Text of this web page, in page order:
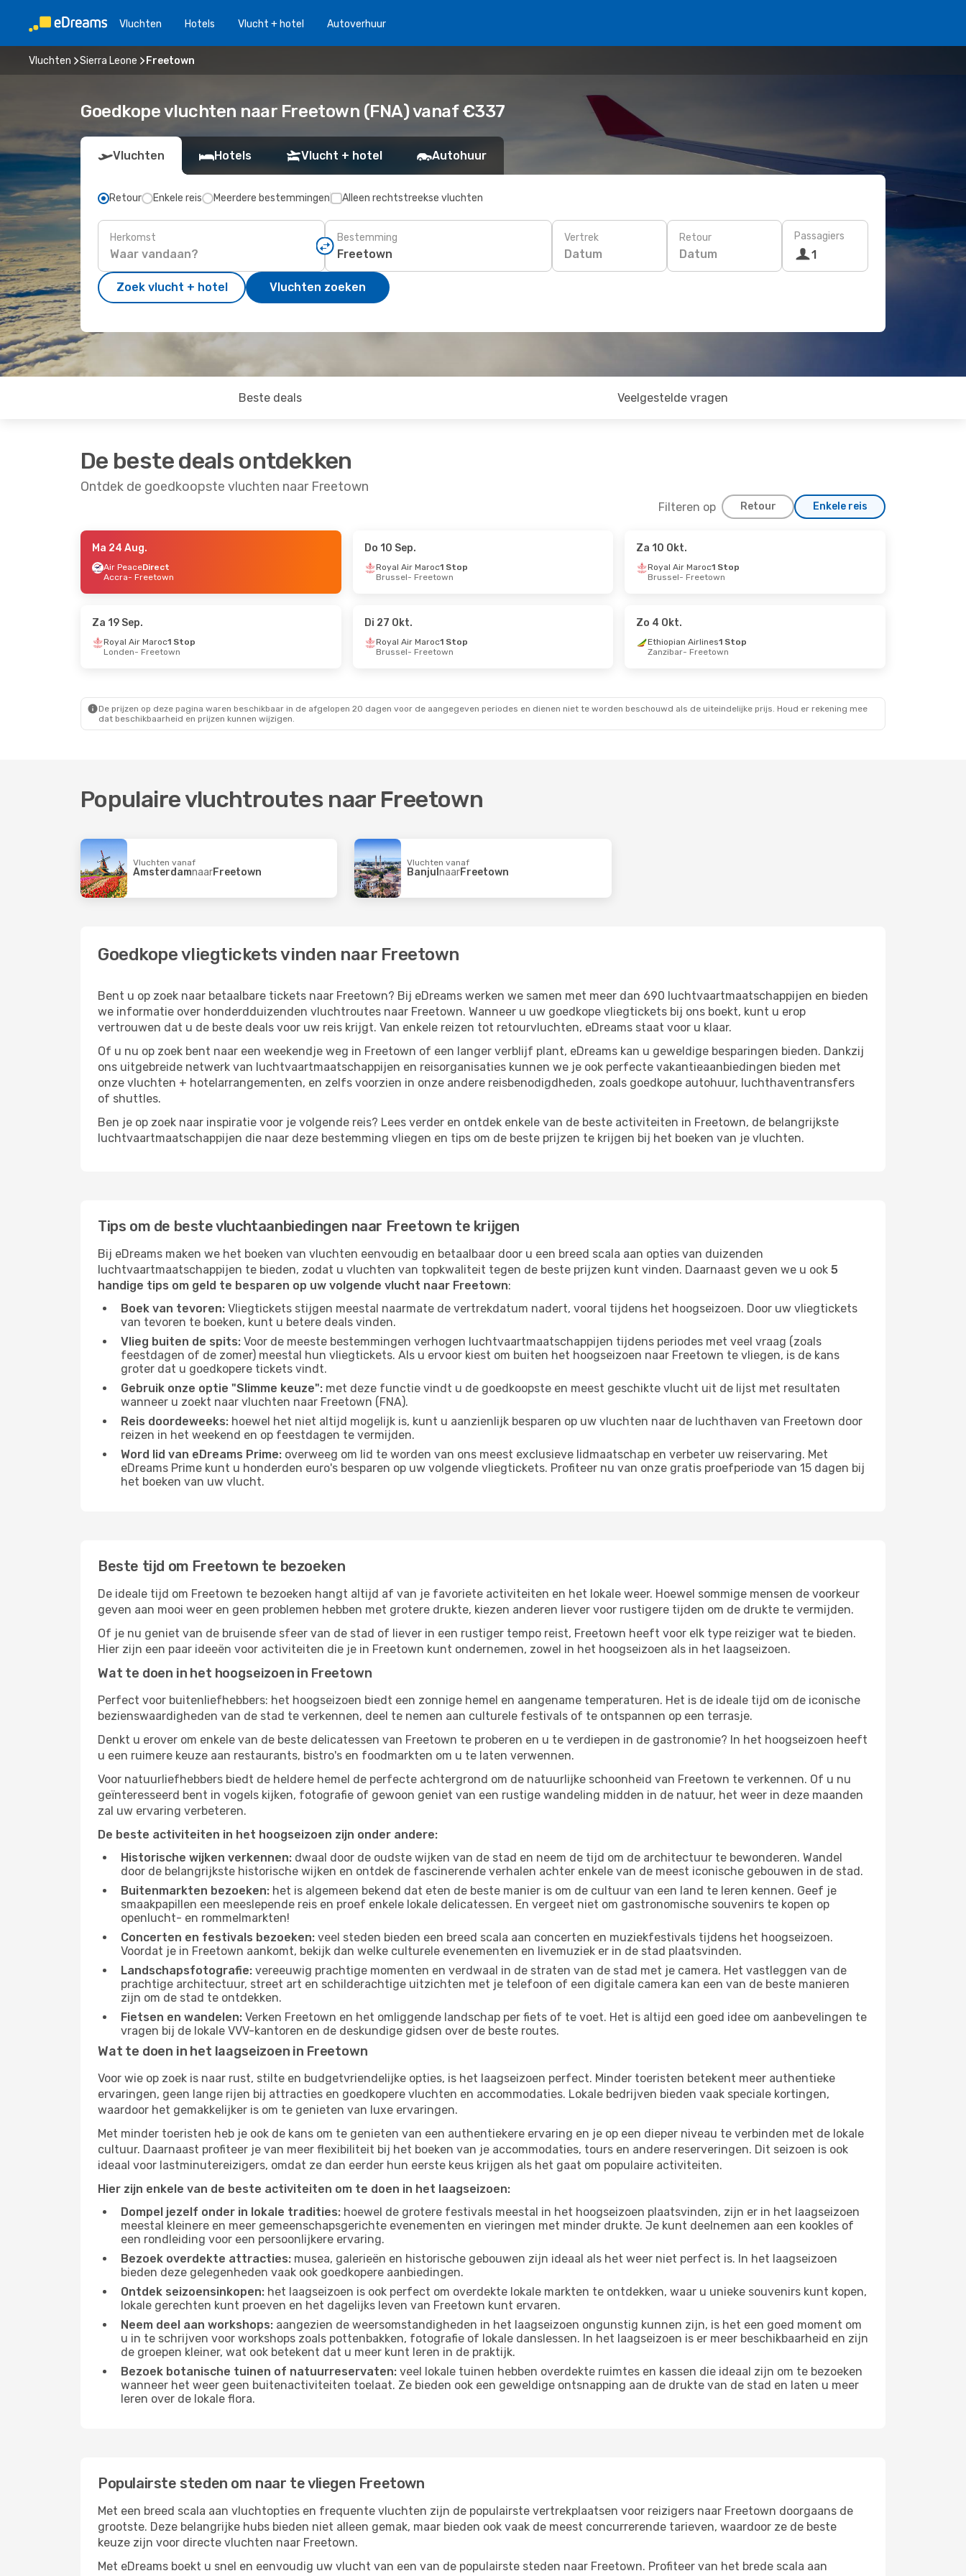
Vluchten Hotels Vlucht + hotel Autoverhuur
Vluchten Sierra Leone Freetown
Goedkope vluchten naar Freetown (FNA) vanaf €337
Vluchten Hotels Vlucht + hotel Autohuur
Retour Enkele reis Meerdere bestemmingen Alleen rechtstreekse vluchten
Herkomst Bestemming Vertrek
Datum
Retour
Datum
Passagiers
1
Zoek vlucht + hotel Vluchten zoeken
Beste deals Veelgestelde vragen
De beste deals ontdekken
Ontdek de goedkoopste vluchten naar Freetown
Filteren op Retour Enkele reis
- Vr 25 Sep.
1 Stop
- Freetown
- Wo 2 Sep.
- Amsterdam
Ma 24 Aug.
Air PeaceDirect
Accra- Freetown
Do 10 Sep.
Royal Air Maroc1 Stop
Brussel- Freetown
Za 10 Okt.
Royal Air Maroc1 Stop
Brussel- Freetown
Za 19 Sep.
Royal Air Maroc1 Stop
Londen- Freetown
Di 27 Okt.
Royal Air Maroc1 Stop
Brussel- Freetown
Zo 4 Okt.
Ethiopian Airlines1 Stop
Zanzibar- Freetown
De prijzen op deze pagina waren beschikbaar in de afgelopen 20 dagen voor de aangegeven periodes en dienen niet te worden beschouwd als de uiteindelijke prijs. Houd er rekening mee
dat beschikbaarheid en prijzen kunnen wijzigen.
Populaire vluchtroutes naar Freetown
Vluchten vanaf
AmsterdamnaarFreetown
Vluchten vanaf
BanjulnaarFreetown
Goedkope vliegtickets vinden naar Freetown
Bent u op zoek naar betaalbare tickets naar Freetown? Bij eDreams werken we samen met meer dan 690 luchtvaartmaatschappijen en bieden
we informatie over honderdduizenden vluchtroutes naar Freetown. Wanneer u uw goedkope vliegtickets bij ons boekt, kunt u erop
vertrouwen dat u de beste deals voor uw reis krijgt. Van enkele reizen tot retourvluchten, eDreams staat voor u klaar.
Of u nu op zoek bent naar een weekendje weg in Freetown of een langer verblijf plant, eDreams kan u geweldige besparingen bieden. Dankzij
ons uitgebreide netwerk van luchtvaartmaatschappijen en reisorganisaties kunnen we je ook perfecte vakantieaanbiedingen bieden met
onze vluchten + hotelarrangementen, en zelfs voorzien in onze andere reisbenodigdheden, zoals goedkope autohuur, luchthaventransfers
of shuttles.
Ben je op zoek naar inspiratie voor je volgende reis? Lees verder en ontdek enkele van de beste activiteiten in Freetown, de belangrijkste
luchtvaartmaatschappijen die naar deze bestemming vliegen en tips om de beste prijzen te krijgen bij het boeken van je vluchten.
Tips om de beste vluchtaanbiedingen naar Freetown te krijgen
Bij eDreams maken we het boeken van vluchten eenvoudig en betaalbaar door u een breed scala aan opties van duizenden
luchtvaartmaatschappijen te bieden, zodat u vluchten van topkwaliteit tegen de beste prijzen kunt vinden. Daarnaast geven we u ook 5
handige tips om geld te besparen op uw volgende vlucht naar Freetown:
Boek van tevoren: Vliegtickets stijgen meestal naarmate de vertrekdatum nadert, vooral tijdens het hoogseizoen. Door uw vliegtickets
van tevoren te boeken, kunt u betere deals vinden.
Vlieg buiten de spits: Voor de meeste bestemmingen verhogen luchtvaartmaatschappijen tijdens periodes met veel vraag (zoals
feestdagen of de zomer) meestal hun vliegtickets. Als u ervoor kiest om buiten het hoogseizoen naar Freetown te vliegen, is de kans
groter dat u goedkopere tickets vindt.
Gebruik onze optie "Slimme keuze": met deze functie vindt u de goedkoopste en meest geschikte vlucht uit de lijst met resultaten
wanneer u zoekt naar vluchten naar Freetown (FNA).
Reis doordeweeks: hoewel het niet altijd mogelijk is, kunt u aanzienlijk besparen op uw vluchten naar de luchthaven van Freetown door
reizen in het weekend en op feestdagen te vermijden.
Word lid van eDreams Prime: overweeg om lid te worden van ons meest exclusieve lidmaatschap en verbeter uw reiservaring. Met
eDreams Prime kunt u honderden euro's besparen op uw volgende vliegtickets. Profiteer nu van onze gratis proefperiode van 15 dagen bij
het boeken van uw vlucht.
Beste tijd om Freetown te bezoeken
De ideale tijd om Freetown te bezoeken hangt altijd af van je favoriete activiteiten en het lokale weer. Hoewel sommige mensen de voorkeur
geven aan mooi weer en geen problemen hebben met grotere drukte, kiezen anderen liever voor rustigere tijden om de drukte te vermijden.
Of je nu geniet van de bruisende sfeer van de stad of liever in een rustiger tempo reist, Freetown heeft voor elk type reiziger wat te bieden.
Hier zijn een paar ideeën voor activiteiten die je in Freetown kunt ondernemen, zowel in het hoogseizoen als in het laagseizoen.
Wat te doen in het hoogseizoen in Freetown
Perfect voor buitenliefhebbers: het hoogseizoen biedt een zonnige hemel en aangename temperaturen. Het is de ideale tijd om de iconische
bezienswaardigheden van de stad te verkennen, deel te nemen aan culturele festivals of te ontspannen op een terrasje.
Denkt u erover om enkele van de beste delicatessen van Freetown te proberen en u te verdiepen in de gastronomie? In het hoogseizoen heeft
u een ruimere keuze aan restaurants, bistro's en foodmarkten om u te laten verwennen.
Voor natuurliefhebbers biedt de heldere hemel de perfecte achtergrond om de natuurlijke schoonheid van Freetown te verkennen. Of u nu
geïnteresseerd bent in vogels kijken, fotografie of gewoon geniet van een rustige wandeling midden in de natuur, het weer in deze maanden
zal uw ervaring verbeteren.
De beste activiteiten in het hoogseizoen zijn onder andere:
Historische wijken verkennen: dwaal door de oudste wijken van de stad en neem de tijd om de architectuur te bewonderen. Wandel
door de belangrijkste historische wijken en ontdek de fascinerende verhalen achter enkele van de meest iconische gebouwen in de stad.
Buitenmarkten bezoeken: het is algemeen bekend dat eten de beste manier is om de cultuur van een land te leren kennen. Geef je
smaakpapillen een meeslepende reis en proef enkele lokale delicatessen. En vergeet niet om gastronomische souvenirs te kopen op
openlucht- en rommelmarkten!
Concerten en festivals bezoeken: veel steden bieden een breed scala aan concerten en muziekfestivals tijdens het hoogseizoen.
Voordat je in Freetown aankomt, bekijk dan welke culturele evenementen en livemuziek er in de stad plaatsvinden.
Landschapsfotografie: vereeuwig prachtige momenten en verdwaal in de straten van de stad met je camera. Het vastleggen van de
prachtige architectuur, street art en schilderachtige uitzichten met je telefoon of een digitale camera kan een van de beste manieren
zijn om de stad te ontdekken.
Fietsen en wandelen: Verken Freetown en het omliggende landschap per fiets of te voet. Het is altijd een goed idee om aanbevelingen te
vragen bij de lokale VVV-kantoren en de deskundige gidsen over de beste routes.
Wat te doen in het laagseizoen in Freetown
Voor wie op zoek is naar rust, stilte en budgetvriendelijke opties, is het laagseizoen perfect. Minder toeristen betekent meer authentieke
ervaringen, geen lange rijen bij attracties en goedkopere vluchten en accommodaties. Lokale bedrijven bieden vaak speciale kortingen,
waardoor het gemakkelijker is om te genieten van luxe ervaringen.
Met minder toeristen heb je ook de kans om te genieten van een authentiekere ervaring en je op een dieper niveau te verbinden met de lokale
cultuur. Daarnaast profiteer je van meer flexibiliteit bij het boeken van je accommodaties, tours en andere reserveringen. Dit seizoen is ook
ideaal voor lastminutereizigers, omdat ze dan eerder hun eerste keus krijgen als het gaat om populaire activiteiten.
Hier zijn enkele van de beste activiteiten om te doen in het laagseizoen:
Dompel jezelf onder in lokale tradities: hoewel de grotere festivals meestal in het hoogseizoen plaatsvinden, zijn er in het laagseizoen
meestal kleinere en meer gemeenschapsgerichte evenementen en vieringen met minder drukte. Je kunt deelnemen aan een kookles of
een rondleiding voor een persoonlijkere ervaring.
Bezoek overdekte attracties: musea, galerieën en historische gebouwen zijn ideaal als het weer niet perfect is. In het laagseizoen
bieden deze gelegenheden vaak ook goedkopere aanbiedingen.
Ontdek seizoensinkopen: het laagseizoen is ook perfect om overdekte lokale markten te ontdekken, waar u unieke souvenirs kunt kopen,
lokale gerechten kunt proeven en het dagelijks leven van Freetown kunt ervaren.
Neem deel aan workshops: aangezien de weersomstandigheden in het laagseizoen ongunstig kunnen zijn, is het een goed moment om
u in te schrijven voor workshops zoals pottenbakken, fotografie of lokale danslessen. In het laagseizoen is er meer beschikbaarheid en zijn
de groepen kleiner, wat ook betekent dat u meer kunt leren in de praktijk.
Bezoek botanische tuinen of natuurreservaten: veel lokale tuinen hebben overdekte ruimtes en kassen die ideaal zijn om te bezoeken
wanneer het weer geen buitenactiviteiten toelaat. Ze bieden ook een geweldige ontsnapping aan de drukte van de stad en laten u meer
leren over de lokale flora.
Populairste steden om naar te vliegen Freetown
Met een breed scala aan vluchtopties en frequente vluchten zijn de populairste vertrekplaatsen voor reizigers naar Freetown doorgaans de
grootste. Deze belangrijke hubs bieden niet alleen gemak, maar bieden ook vaak de meest concurrerende tarieven, waardoor ze de beste
keuze zijn voor directe vluchten naar Freetown.
Met eDreams boekt u snel en eenvoudig uw vlucht van een van de populairste steden naar Freetown. Profiteer van het brede scala aan